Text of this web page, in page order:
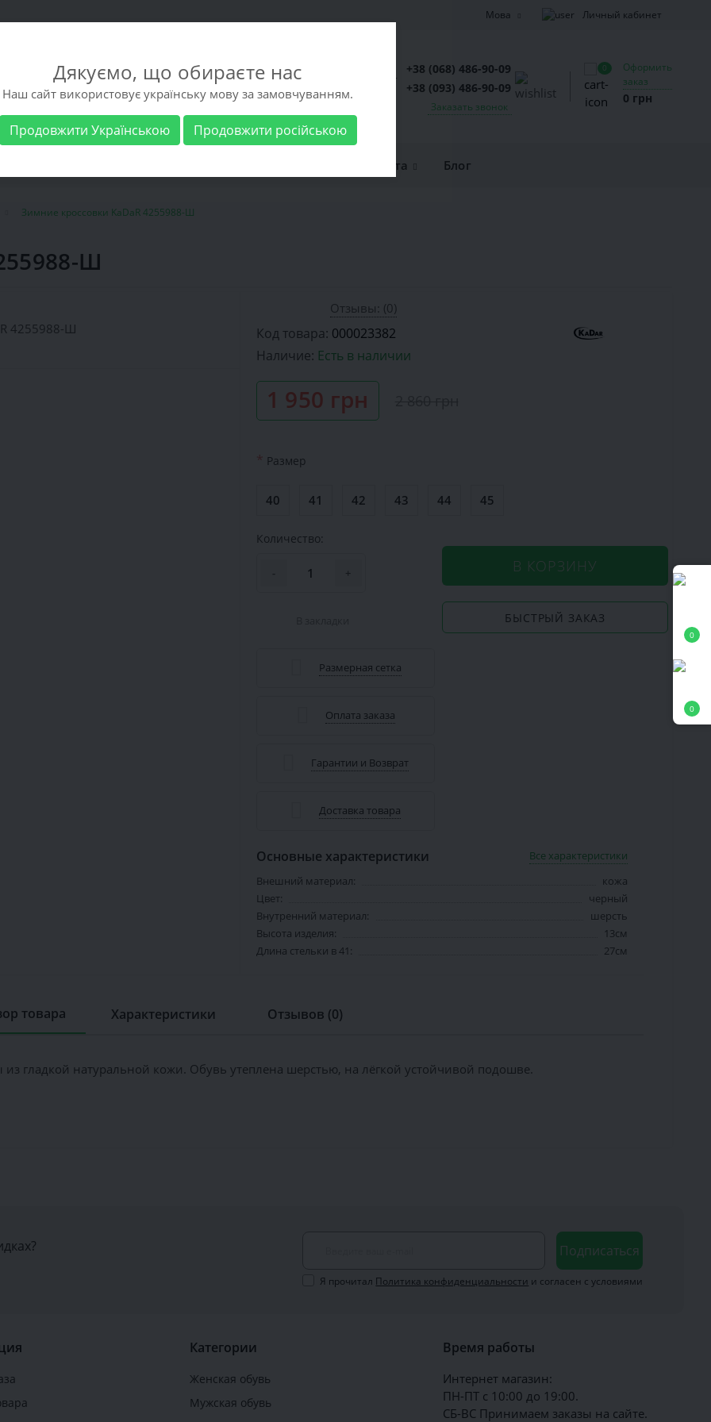
0
0
Мова Личный кабинет
+38 (068) 486-90-09
+38 (093) 486-90-09
Заказать звонок
0
Оформить
заказ
0 грн
Доставка и оплата Блог
Зимние кроссовки KaDaR 4255988-Ш
Ш
Отзывы: (0)
Код товара: 000023382
Наличие: Есть в наличии
1 950 грн
* Размер
40 41 42 43 44 45
Количество:
- + В КОРЗИНУ
БЫСТРЫЙ ЗАКАЗ
Размерная сетка
Оплата заказа
Гарантии и Возврат
Доставка товара
Основные характеристики
Все характеристики
Внешний материал:
кожа
Цвет:
черный
Внутренний материал:
шерсть
Высота изделия:
13см
Длина стельки в 41:
27см
товара Характеристики Отзывов (0)
гладкой натуральной кожи. Обувь утеплена шерстью, на лёгкой устойчивой подошве.
Подписаться
Я прочитал Политика конфиденциальности и согласен с условиями
Категории
Женская обувь
Мужская обувь
Время работы
Интернет магазин:
ПН-ПТ с 10:00 до 19:00.
СБ-ВС Принимаем заказы на сайте.
Дякуємо, що обираєте нас
Наш сайт використовує українську мову за замовчуванням.
Продовжити Українською Продовжити російською